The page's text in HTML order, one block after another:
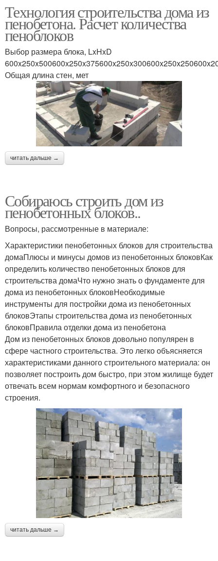
Технология строительства дома из
пенобетона. Расчет количества
пеноблоков
Выбор размера блока, LxHxD
Общая длина стен, мет
читать дальше →
Собираюсь строить дом из
пенобетонных блоков..
Вопросы, рассмотренные в материале:
Характеристики пенобетонных блоков для строительства
домаПлюсы и минусы домов из пенобетонных блоковКак
определить количество пенобетонных блоков для
строительства домаЧто нужно знать о фундаменте для
дома из пенобетонных блоковНеобходимые
инструменты для постройки дома из пенобетонных
блоковЭтапы строительства дома из пенобетонных
блоковПравила отделки дома из пенобетона
Дом из пенобетонных блоков довольно популярен в
сфере частного строительства. Это легко объясняется
характеристиками данного строительного материала: он
позволяет построить дом быстро, при этом жилище будет
отвечать всем нормам комфортного и безопасного
строения.
читать дальше →